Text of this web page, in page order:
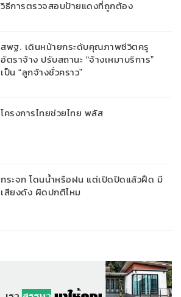
วิธีการตรวจสอบป้ายแดงที่ถูกต้อง
สพฐ. เดินหน้ายกระดับคุณภาพชีวิตครู
อัตราจ้าง ปรับสถานะ “จ้างเหมาบริการ”
เป็น “ลูกจ้างชั่วคราว”
โครงการไทยช่วยไทย พลัส
กระจก โดนน้ำหรือฝน แต่เปิดปัดแล้วฝืด มี
เสียงดัง ผิดปกติไหม